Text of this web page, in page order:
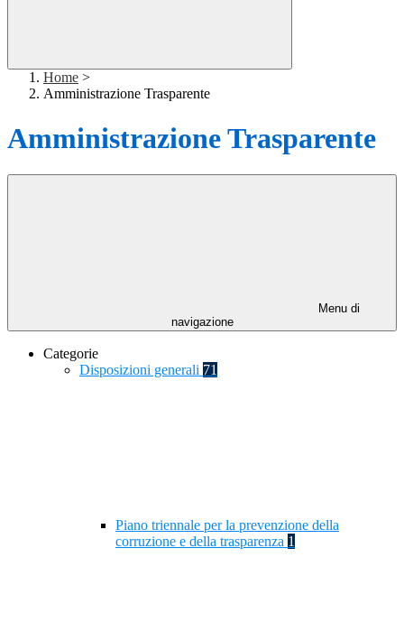
Home >
Amministrazione Trasparente
Amministrazione Trasparente
Menu di
navigazione
Categorie
Disposizioni generali 71
Piano triennale per la prevenzione della
corruzione e della trasparenza 1